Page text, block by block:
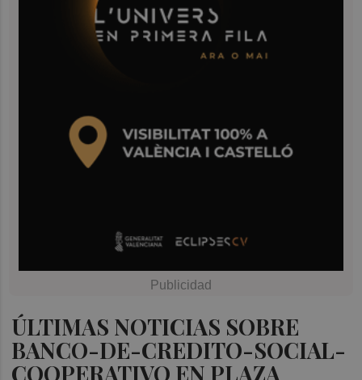
ÚLTIMAS NOTICIAS SOBRE
BANCO-DE-CREDITO-SOCIAL-
COOPERATIVO EN PLAZA